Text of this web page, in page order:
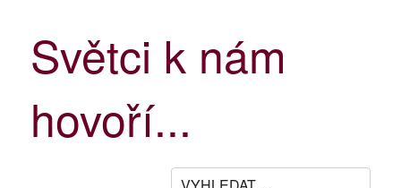
Světci k nám
hovoří...